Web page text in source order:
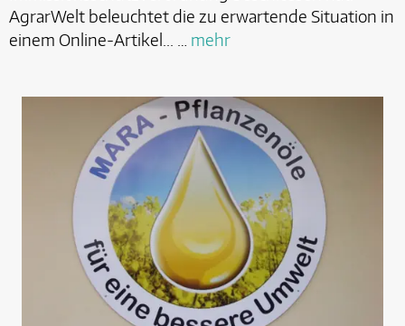
AgrarWelt beleuchtet die zu erwartende Situation in
einem Online-Artikel... … mehr